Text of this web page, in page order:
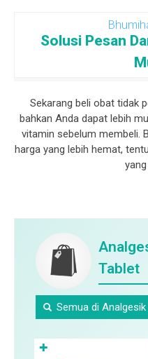
Solusi Pesan
Sekarang beli obat tidak
bahkan Anda dapat lebih
vitamin sebelum membeli.
harga yang lebih hemat,
Tablet
Semua di
✚